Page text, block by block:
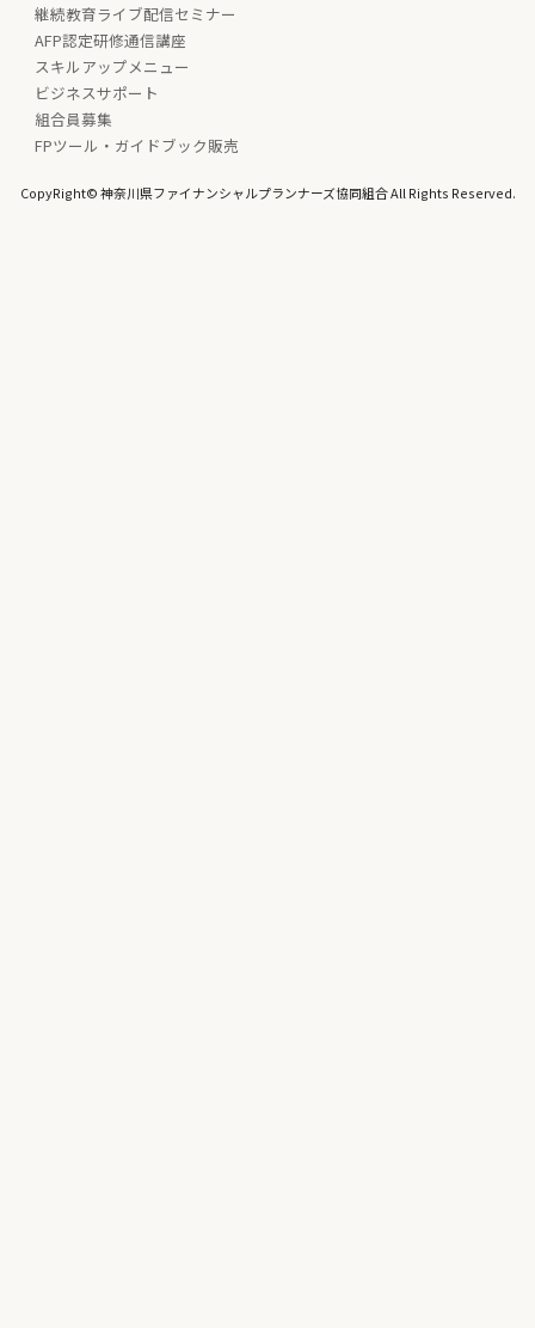
継続教育ライブ配信セミナー
AFP認定研修通信講座
スキルアップメニュー
ビジネスサポート
組合員募集
FPツール・ガイドブック販売
CopyRight© 神奈川県ファイナンシャルプランナーズ協同組合 All Rights Reserved.